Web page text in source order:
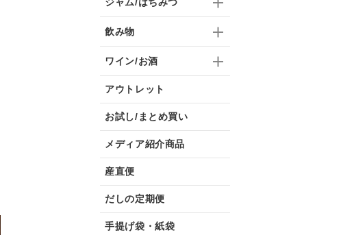
飲み物
ワイン/お酒
アウトレット
お試し/まとめ買い
メディア紹介商品
産直便
だしの定期便
手提げ袋・紙袋